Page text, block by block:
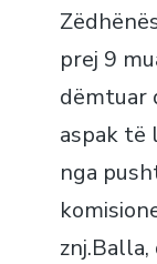
prej 9
dëmtuar
aspak të
nga